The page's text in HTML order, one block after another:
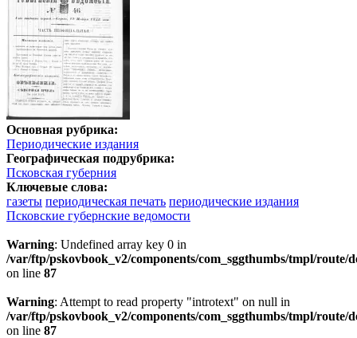
Основная рубрика:
Периодические издания
Географическая подрубрика:
Псковская губерния
Ключевые слова:
газеты периодическая печать периодические издания
Псковские губернские ведомости
Warning: Undefined array key 0 in
/var/ftp/pskovbook_v2/components/com_sggthumbs/tmpl/route/
on line 87
Warning: Attempt to read property "introtext" on null in
/var/ftp/pskovbook_v2/components/com_sggthumbs/tmpl/route/
on line 87